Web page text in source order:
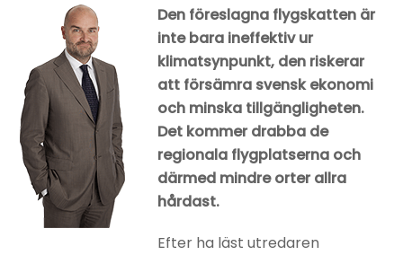
Den föreslagna flygskatten är
inte bara ineffektiv ur
klimatsynpunkt, den riskerar
att försämra svensk ekonomi
och minska tillgängligheten.
Det kommer drabba de
regionala flygplatserna och
därmed mindre orter allra
hårdast.
Efter ha läst utredaren